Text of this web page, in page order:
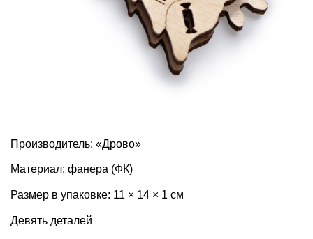
Производитель: «Дрово»
Материал: фанера (ФК)
Размер в упаковке: 11 × 14 × 1 см
Девять деталей